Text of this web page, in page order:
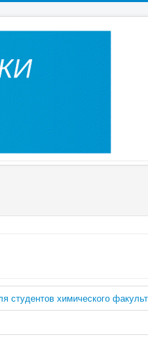
студентов химического